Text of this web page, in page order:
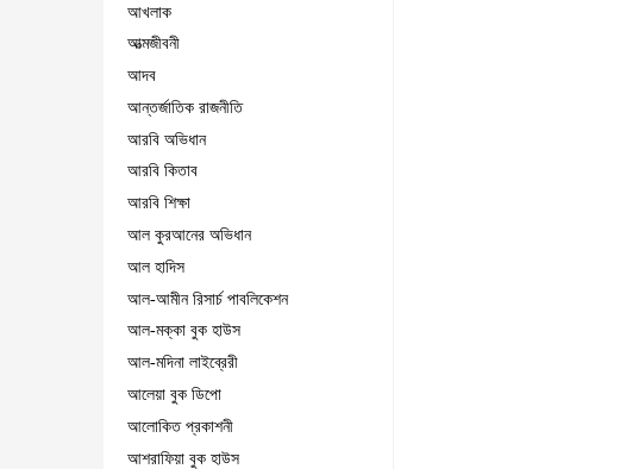
আখলাক
আত্মজীবনী
আদব
আন্তর্জাতিক রাজনীতি
আরবি অভিধান
আরবি কিতাব
আরবি শিক্ষা
আল কুরআনের অভিধান
আল হাদিস
আল-আমীন রিসার্চ পাবলিকেশন
আল-মক্কা বুক হাউস
আল-মদিনা লাইব্রেরী
আলেয়া বুক ডিপো
আলোকিত প্রকাশনী
আশরাফিয়া বুক হাউস